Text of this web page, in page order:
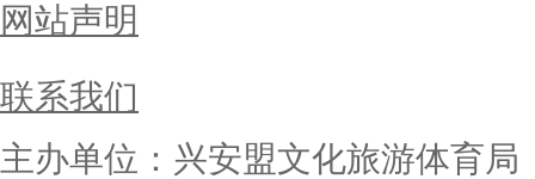
网站声明
联系我们
主办单位：兴安盟文化旅游体育局